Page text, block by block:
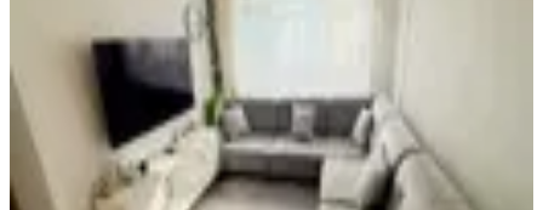
· 80 m²
35.000 ₺
Barış Emlakdoğukan kurt